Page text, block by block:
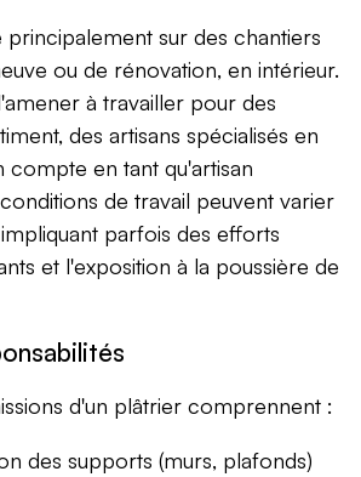
sur des chantiers
ou de rénovation, en intérieur.
à travailler pour des
des artisans spécialisés en
compte en tant qu'artisan
de travail peuvent varier
parfois des efforts
et l'exposition à la poussière de
d'un plâtrier comprennent :
des supports (murs, plafonds)